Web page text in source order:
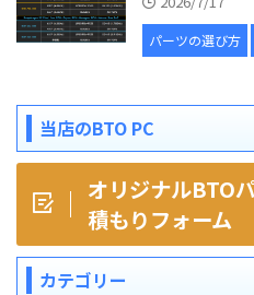
パーツの選び方
当店のBTO PC
オリジナルBTO
積もりフォーム
カテゴリー